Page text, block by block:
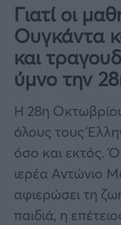
Γιατί οι
Ουγκάντα
και
ύμνο την
Η 28η Οκτωβρίου
όλους τους
όσο και εκτός.
ιερέα Αντώνιο
αφιερώσει τη
παιδιά, η